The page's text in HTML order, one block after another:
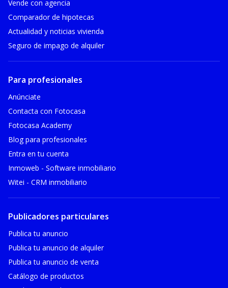
Vende con agencia
Comparador de hipotecas
Actualidad y noticias vivienda
Seguro de impago de alquiler
Para profesionales
Anúnciate
Contacta con Fotocasa
Fotocasa Academy
Blog para profesionales
Entra en tu cuenta
Inmoweb - Software inmobiliario
Witei - CRM inmobiliario
Publicadores particulares
Publica tu anuncio
Publica tu anuncio de alquiler
Publica tu anuncio de venta
Catálogo de productos